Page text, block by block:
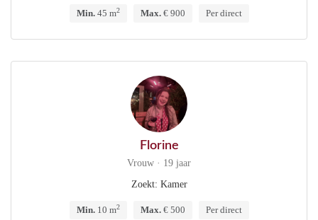
Min.45 m2 Max.€ 900 Per direct
Florine
Vrouw · 19 jaar
Zoekt: Kamer
Min.10 m2 Max.€ 500 Per direct